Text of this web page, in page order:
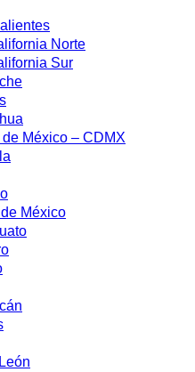
Norte
Sur
México – CDMX
México